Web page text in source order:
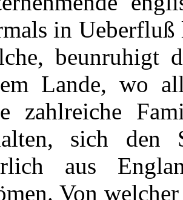
in Ueberfluß
beunruhigt
Lande, wo
zahlreiche
sich den
aus
Von